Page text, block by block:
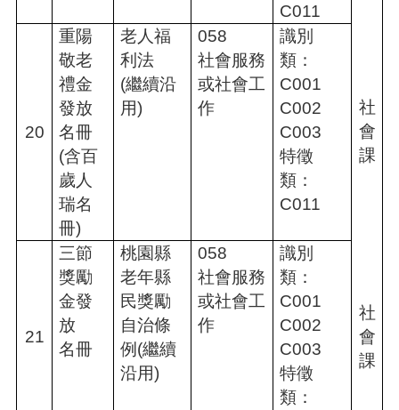
C011
20
重陽
敬老
禮金
發放
名冊
(含百
歲人
瑞名
冊)
老人福
利法
(繼續沿
用)
058
社會服務
或社會工
作
識別
類：
C001
C002
C003
特徵
類：
C011
社
會
課
21
三節
獎勵
金發
放
名冊
桃園縣
老年縣
民獎勵
自治條
例(繼續
沿用)
058
社會服務
或社會工
作
識別
類：
C001
C002
C003
特徵
類：
社
會
課